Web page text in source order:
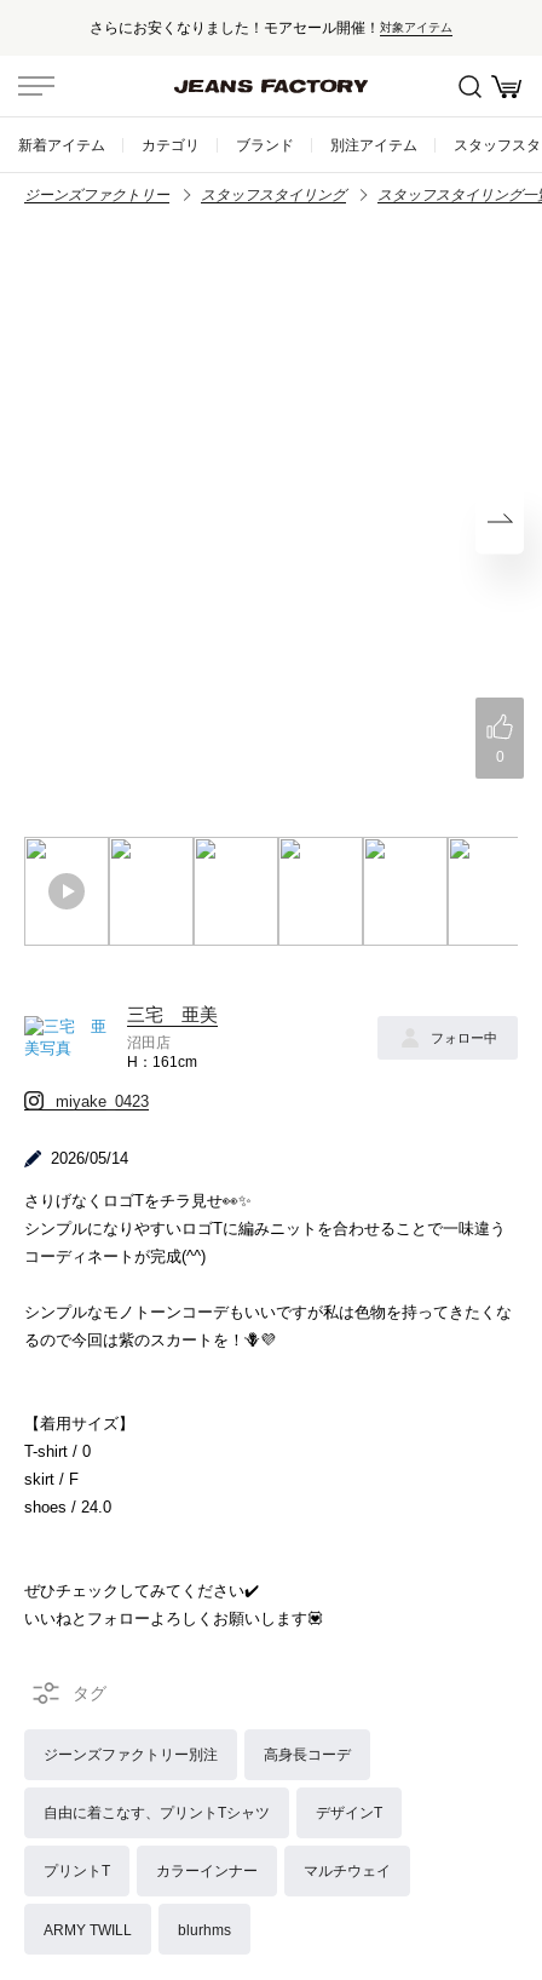
さらにお安くなりました！モアセール開催！ 対象アイテム
新着アイテム カテゴリ ブランド 別注アイテム スタッフス
ジーンズファクトリー スタッフスタイリング スタッフスタイリング一
0
三宅 亜美
沼田店
161cm
フォロー中
miyake_0423
2026/05/14
さりげなくロゴTをチラ見せ👀✨
シンプルになりやすいロゴTに編みニットを合わせることで一味違う
コーディネートが完成(^^)
シンプルなモノトーンコーデもいいですが私は色物を持ってきたくな
るので今回は紫のスカートを！🪻💜
【着用サイズ】
T-shirt / 0
skirt / F
shoes / 24.0
ぜひチェックしてみてください✔️
いいねとフォローよろしくお願いします💟
ジーンズファクトリー別注 高身長コーデ
自由に着こなす、プリントTシャツ デザインT
プリントT カラーインナー マルチウェイ
ARMY TWILL blurhms